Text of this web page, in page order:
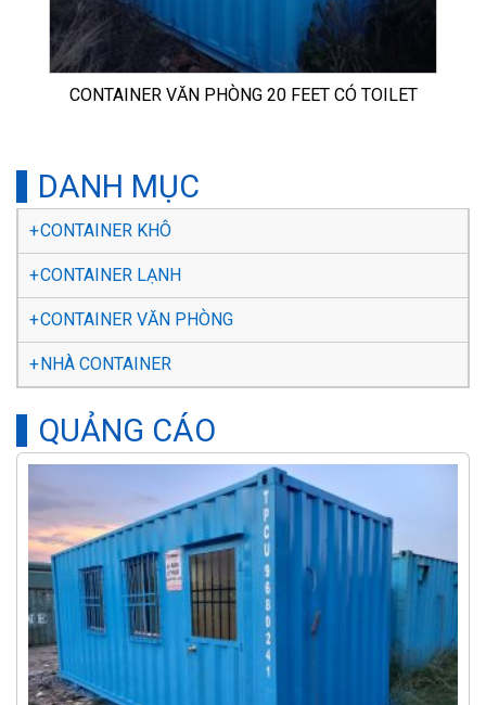
CONTAINER VĂN PHÒNG 20 FEET CÓ TOILET
DANH MỤC
CONTAINER KHÔ
CONTAINER LẠNH
CONTAINER VĂN PHÒNG
NHÀ CONTAINER
QUẢNG CÁO